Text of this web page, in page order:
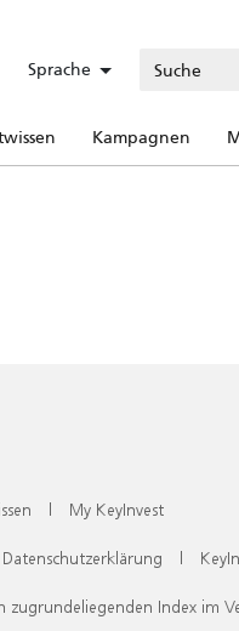
Sprache
Kampagnen
| My KeyInvest
Datenschutzerklärung |
Index im